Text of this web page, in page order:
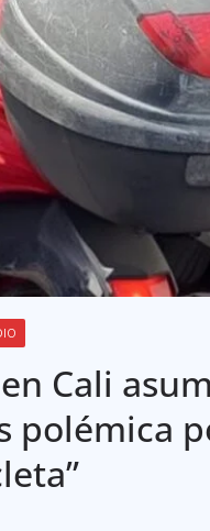
Cali
polémica